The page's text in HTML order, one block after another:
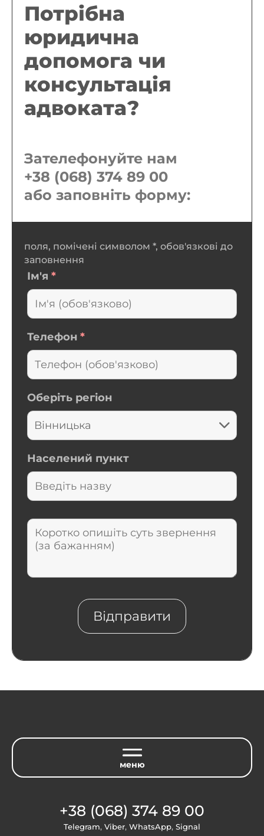
Потрібна
юридична
допомога чи
консультація
адвоката?
Зателефонуйте нам
+38 (068) 374 89 00
або заповніть форму:
поля, помічені символом *, обов'язкові до
заповнення
Ім'я *
Телефон *
Оберіть регіон
Населений пункт
+38 (068) 374 89 00
Telegram, Viber, WhatsApp, Signal